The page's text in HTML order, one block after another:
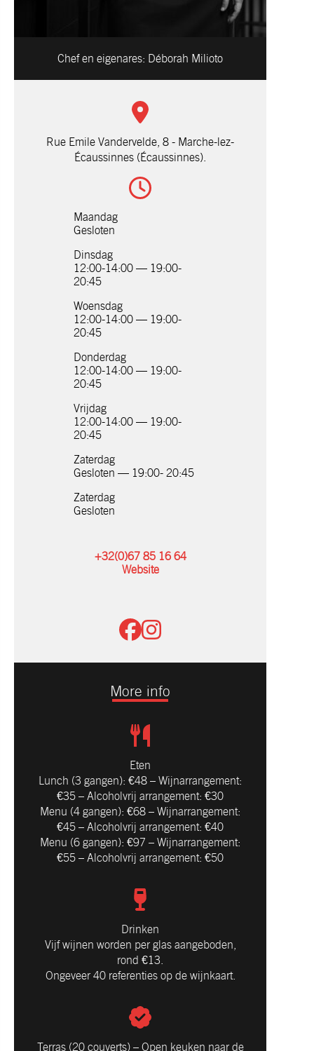
Chef en eigenares: Déborah Milioto
Rue Emile Vandervelde, 8 - Marche-lez-
Écaussinnes (Écaussinnes).
Maandag
Gesloten
Dinsdag
12:00-14:00 — 19:00-
20:45
Woensdag
12:00-14:00 — 19:00-
20:45
Donderdag
12:00-14:00 — 19:00-
20:45
Vrijdag
12:00-14:00 — 19:00-
20:45
Zaterdag
Gesloten — 19:00- 20:45
Zaterdag
Gesloten
+32(0)67 85 16 64
Website
More info
Eten
Lunch (3 gangen): €48 – Wijnarrangement:
€35 – Alcoholvrij arrangement: €30
Menu (4 gangen): €68 – Wijnarrangement:
€45 – Alcoholvrij arrangement: €40
Menu (6 gangen): €97 – Wijnarrangement:
€55 – Alcoholvrij arrangement: €50
Drinken
Vijf wijnen worden per glas aangeboden,
rond €13.
Ongeveer 40 referenties op de wijnkaart.
Terras (20 couverts) – Open keuken naar de